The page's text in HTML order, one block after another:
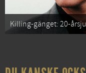
Killing-gänget: 20-